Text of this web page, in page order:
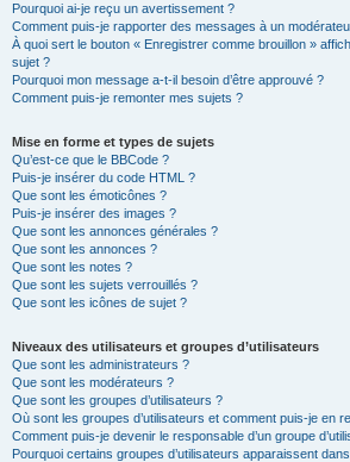
Pourquoi ai-je reçu un avertissement ?
Comment puis-je rapporter des messages à un
À quoi sert le bouton « Enregistrer comme brouillon »
sujet ?
Pourquoi mon message a-t-il besoin d’être approuvé ?
Comment puis-je remonter mes sujets ?
Mise en forme et types de sujets
Qu’est-ce que le BBCode ?
Puis-je insérer du code HTML ?
Que sont les émoticônes ?
Puis-je insérer des images ?
Que sont les annonces générales ?
Que sont les annonces ?
Que sont les notes ?
Que sont les sujets verrouillés ?
Que sont les icônes de sujet ?
Niveaux des utilisateurs et groupes d’utilisateurs
Que sont les administrateurs ?
Que sont les modérateurs ?
Que sont les groupes d’utilisateurs ?
Où sont les groupes d’utilisateurs et comment puis-je en
Comment puis-je devenir le responsable d’un groupe
Pourquoi certains groupes d’utilisateurs apparaissent